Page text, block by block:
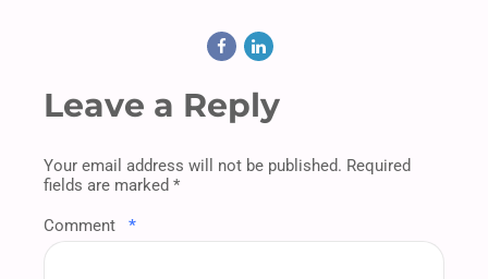
Leave a Reply
Your email address will not be published. Required
fields are marked *
Comment *